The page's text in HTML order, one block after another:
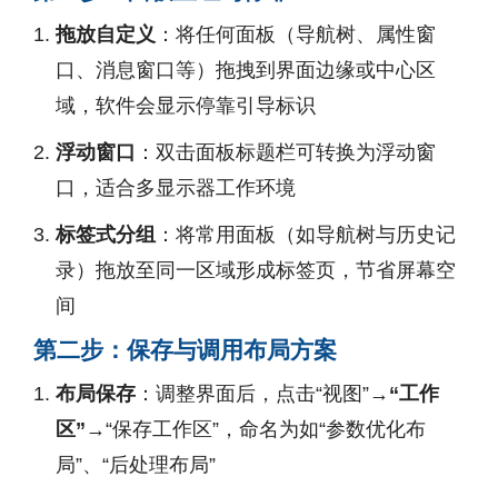
拖放自定义 ：将任何面板（导航树、属性窗
口、消息窗口等）拖拽到界面边缘或中心区
域，软件会显示停靠引导标识
浮动窗口 ：双击面板标题栏可转换为浮动窗
口，适合多显示器工作环境
标签式分组 ：将常用面板（如导航树与历史记
录）拖放至同一区域形成标签页，节省屏幕空
间
第二步：保存与调用布局方案
布局保存 ：调整界面后，点击“视图”→ “工作
区”→“保存工作区”，命名为如“参数优化布
局”、“后处理布局”